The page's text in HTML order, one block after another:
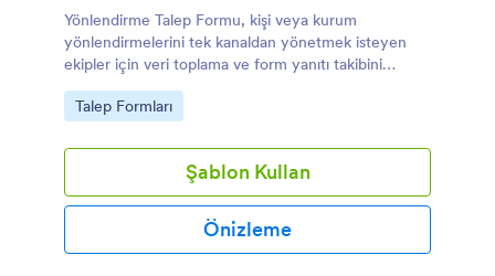
Yönlendirme Talep Formu, kişi veya kurum
yönlendirmelerini tek kanaldan yönetmek isteyen
ekipler için veri toplama ve form yanıtı takibini
kolaylaştıran bir form şablonu sunar.
Go to Category:
Talep Formları
Şablon Kullan
Önizleme